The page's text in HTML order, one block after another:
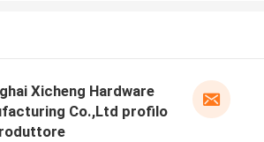
Xicheng Hardware
Co.,Ltd profilo